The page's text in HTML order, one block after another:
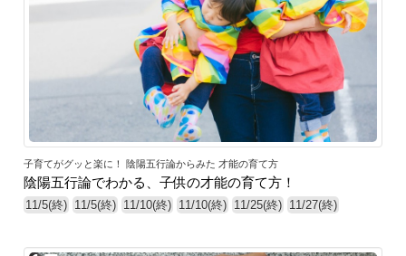
子育てがグッと楽に！ 陰陽五行論からみた 才能の育て方
陰陽五行論でわかる、子供の才能の育て方！
11/5(終) 11/5(終) 11/10(終) 11/10(終) 11/25(終) 11/27(終)